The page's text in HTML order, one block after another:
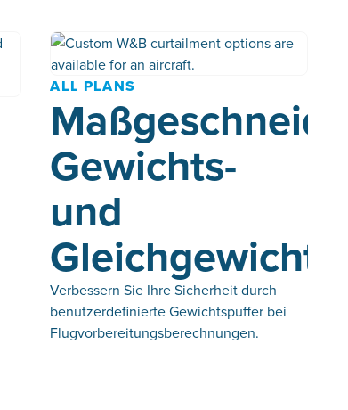
ALL PLANS
Gewichts-
und
Verbessern Sie Ihre Sicherheit durch
benutzerdefinierte Gewichtspuffer bei
Flugvorbereitungsberechnungen.